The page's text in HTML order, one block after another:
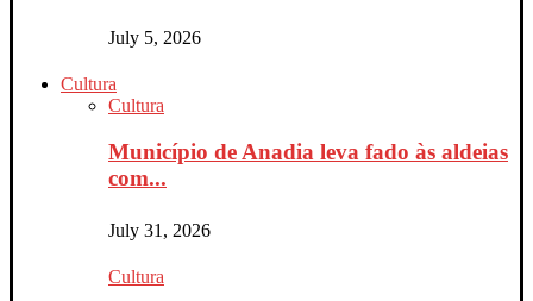
July 5, 2026
Cultura
Cultura
Município de Anadia leva fado às aldeias
com...
July 31, 2026
Cultura